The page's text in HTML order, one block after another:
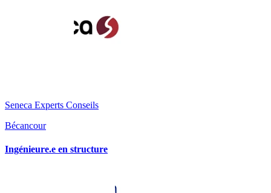
Seneca Experts Conseils
Bécancour
Ingénieure.e en structure